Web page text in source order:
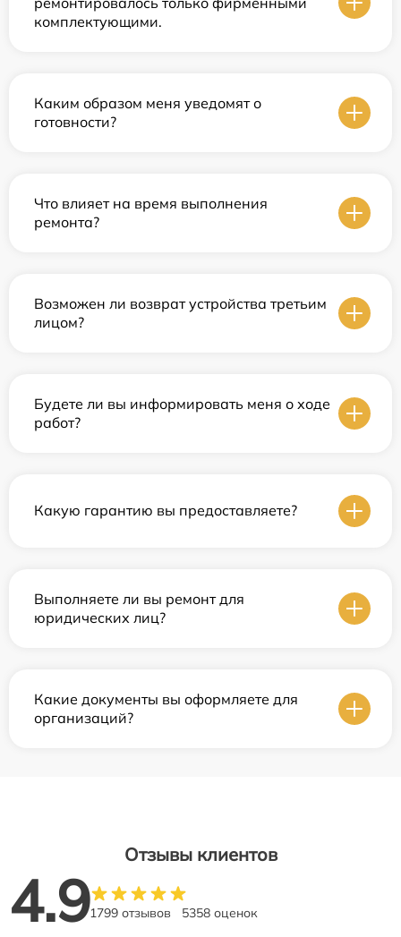
комплектующими.
Каким образом меня уведомят о
готовности?
Что влияет на время выполнения
ремонта?
Возможен ли возврат устройства третьим
лицом?
Будете ли вы информировать меня о ходе
работ?
Какую гарантию вы предоставляете?
Выполняете ли вы ремонт для
юридических лиц?
Какие документы вы оформляете для
организаций?
Отзывы клиентов
4.91799 отзывов 5358 оценок